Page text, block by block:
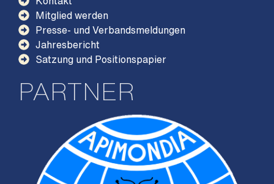
Mitglied werden
Presse- und Verbandsmeldungen
Jahresbericht
Satzung und Positionspapier
PARTNER